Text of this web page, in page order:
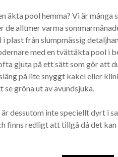
äkta pool hemma? Vi är
de alltmer varma
plast från slumpmässig
med en tvättäkta pool i
gjuta på ett sätt som gör att
på lite snyggt kakel eller
gröna ut av avundsjuka.
dessutom inte speciellt dyrt i
finns redligt att tillgå då det